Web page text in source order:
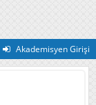
Akademisyen Girişi